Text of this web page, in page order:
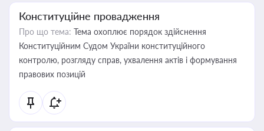
Конституційне провадження
Про що тема: Тема охоплює порядок здійснення
Конституційним Судом України конституційного
контролю, розгляду справ, ухвалення актів і формування
правових позицій